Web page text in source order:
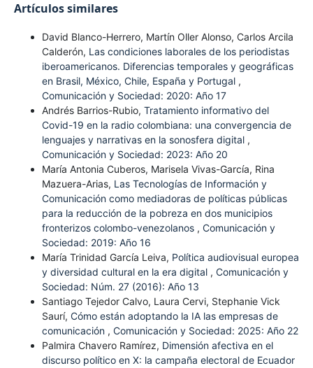
Artículos similares
David Blanco-Herrero, Martín Oller Alonso, Carlos Arcila
Calderón, Las condiciones laborales de los periodistas
iberoamericanos. Diferencias temporales y geográficas
en Brasil, México, Chile, España y Portugal ,
Comunicación y Sociedad: 2020: Año 17
Andrés Barrios-Rubio, Tratamiento informativo del
Covid-19 en la radio colombiana: una convergencia de
lenguajes y narrativas en la sonosfera digital ,
Comunicación y Sociedad: 2023: Año 20
María Antonia Cuberos, Marisela Vivas-García, Rina
Mazuera-Arias, Las Tecnologías de Información y
Comunicación como mediadoras de políticas públicas
para la reducción de la pobreza en dos municipios
fronterizos colombo-venezolanos , Comunicación y
Sociedad: 2019: Año 16
María Trinidad García Leiva, Política audiovisual europea
y diversidad cultural en la era digital , Comunicación y
Sociedad: Núm. 27 (2016): Año 13
Santiago Tejedor Calvo, Laura Cervi, Stephanie Vick
Saurí, Cómo están adoptando la IA las empresas de
comunicación , Comunicación y Sociedad: 2025: Año 22
Palmira Chavero Ramírez, Dimensión afectiva en el
discurso político en X: la campaña electoral de Ecuador